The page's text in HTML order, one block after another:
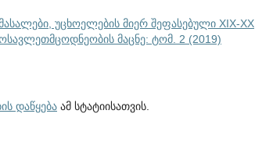
უცხოელების მიერ შეფასებული XIX-XX
მაცნე: ტომ. 2 (2019)
დაწყება ამ სტატიისათვის.